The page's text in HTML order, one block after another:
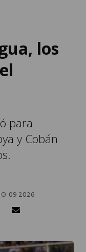
los
para
y Cobán
09 2026